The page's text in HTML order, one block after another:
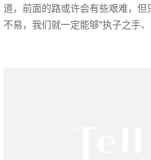
道，前面的路或许会有些艰难，
不易，我们就一定能够"执子之手、